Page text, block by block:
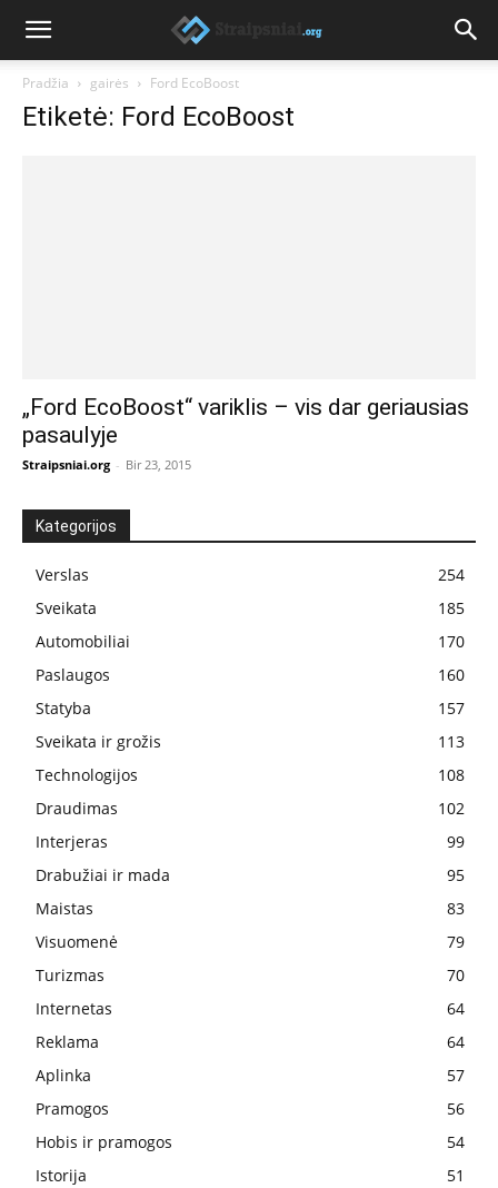
Pradžia gairės Ford EcoBoost
Etiketė: Ford EcoBoost
„Ford EcoBoost“ variklis – vis dar geriausias
pasaulyje
Straipsniai.org - Bir 23, 2015
Kategorijos
Verslas
254
Sveikata
185
Automobiliai
170
Paslaugos
160
Statyba
157
Sveikata ir grožis
113
Technologijos
108
Draudimas
102
Interjeras
99
Drabužiai ir mada
95
Maistas
83
Visuomenė
79
Turizmas
70
Internetas
64
Reklama
64
Aplinka
57
Pramogos
56
Hobis ir pramogos
54
Istorija
51